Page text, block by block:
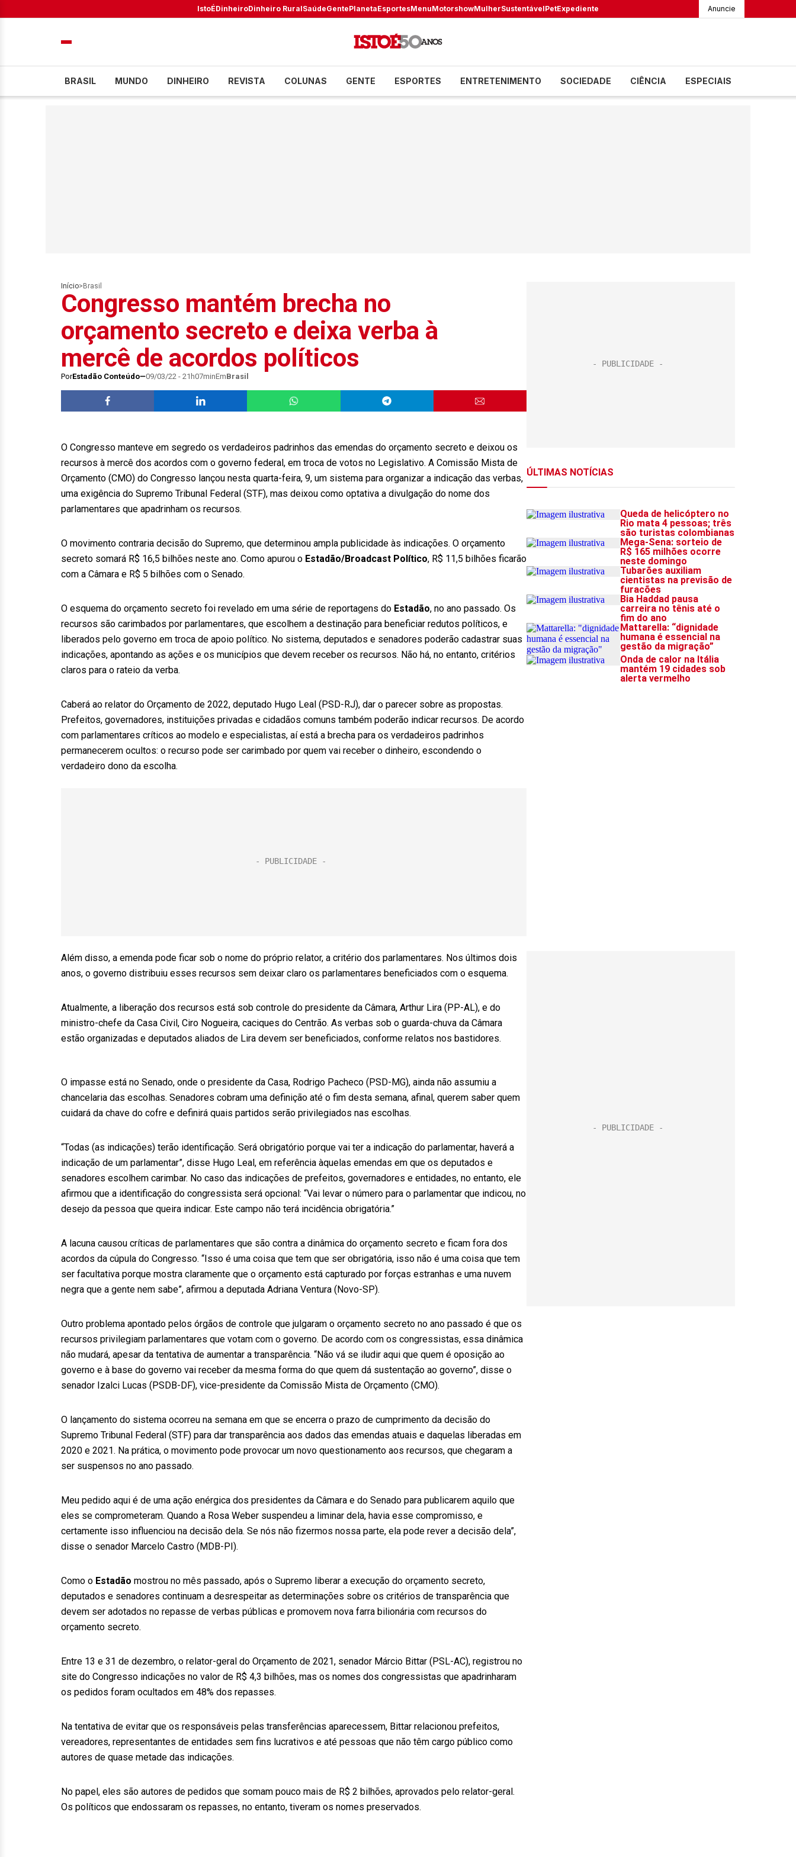
IstoÉDinheiroDinheiro RuralSaúdeGentePlanetaEsportesMenuMotorshowMulherSustentávelPetExpediente Anuncie
BRASIL MUNDO DINHEIRO REVISTA COLUNAS GENTE ESPORTES ENTRETENIMENTO SOCIEDADE CIÊNCIA ESPECIAIS
Início> Brasil
Congresso mantém brecha no
orçamento secreto e deixa verba à
mercê de acordos políticos
PorEstadão Conteúdo 09/03/22 - 21h07minEmBrasil
O Congresso manteve em segredo os verdadeiros padrinhos das emendas do orçamento secreto e deixou os
recursos à mercê dos acordos com o governo federal, em troca de votos no Legislativo. A Comissão Mista de
Orçamento (CMO) do Congresso lançou nesta quarta-feira, 9, um sistema para organizar a indicação das verbas,
uma exigência do Supremo Tribunal Federal (STF), mas deixou como optativa a divulgação do nome dos
parlamentares que apadrinham os recursos.
O movimento contraria decisão do Supremo, que determinou ampla publicidade às indicações. O orçamento
secreto somará R$ 16,5 bilhões neste ano. Como apurou o Estadão/Broadcast Político, R$ 11,5 bilhões ficarão
com a Câmara e R$ 5 bilhões com o Senado.
O esquema do orçamento secreto foi revelado em uma série de reportagens do Estadão, no ano passado. Os
recursos são carimbados por parlamentares, que escolhem a destinação para beneficiar redutos políticos, e
liberados pelo governo em troca de apoio político. No sistema, deputados e senadores poderão cadastrar suas
indicações, apontando as ações e os municípios que devem receber os recursos. Não há, no entanto, critérios
claros para o rateio da verba.
Caberá ao relator do Orçamento de 2022, deputado Hugo Leal (PSD-RJ), dar o parecer sobre as propostas.
Prefeitos, governadores, instituições privadas e cidadãos comuns também poderão indicar recursos. De acordo
com parlamentares críticos ao modelo e especialistas, aí está a brecha para os verdadeiros padrinhos
permanecerem ocultos: o recurso pode ser carimbado por quem vai receber o dinheiro, escondendo o
verdadeiro dono da escolha.
Além disso, a emenda pode ficar sob o nome do próprio relator, a critério dos parlamentares. Nos últimos dois
anos, o governo distribuiu esses recursos sem deixar claro os parlamentares beneficiados com o esquema.
Atualmente, a liberação dos recursos está sob controle do presidente da Câmara, Arthur Lira (PP-AL), e do
ministro-chefe da Casa Civil, Ciro Nogueira, caciques do Centrão. As verbas sob o guarda-chuva da Câmara
estão organizadas e deputados aliados de Lira devem ser beneficiados, conforme relatos nos bastidores.
O impasse está no Senado, onde o presidente da Casa, Rodrigo Pacheco (PSD-MG), ainda não assumiu a
chancelaria das escolhas. Senadores cobram uma definição até o fim desta semana, afinal, querem saber quem
cuidará da chave do cofre e definirá quais partidos serão privilegiados nas escolhas.
“Todas (as indicações) terão identificação. Será obrigatório porque vai ter a indicação do parlamentar, haverá a
indicação de um parlamentar”, disse Hugo Leal, em referência àquelas emendas em que os deputados e
senadores escolhem carimbar. No caso das indicações de prefeitos, governadores e entidades, no entanto, ele
afirmou que a identificação do congressista será opcional: “Vai levar o número para o parlamentar que indicou, no
desejo da pessoa que queira indicar. Este campo não terá incidência obrigatória.”
A lacuna causou críticas de parlamentares que são contra a dinâmica do orçamento secreto e ficam fora dos
acordos da cúpula do Congresso. “Isso é uma coisa que tem que ser obrigatória, isso não é uma coisa que tem
ser facultativa porque mostra claramente que o orçamento está capturado por forças estranhas e uma nuvem
negra que a gente nem sabe”, afirmou a deputada Adriana Ventura (Novo-SP).
Outro problema apontado pelos órgãos de controle que julgaram o orçamento secreto no ano passado é que os
recursos privilegiam parlamentares que votam com o governo. De acordo com os congressistas, essa dinâmica
não mudará, apesar da tentativa de aumentar a transparência. “Não vá se iludir aqui que quem é oposição ao
governo e à base do governo vai receber da mesma forma do que quem dá sustentação ao governo”, disse o
senador Izalci Lucas (PSDB-DF), vice-presidente da Comissão Mista de Orçamento (CMO).
O lançamento do sistema ocorreu na semana em que se encerra o prazo de cumprimento da decisão do
Supremo Tribunal Federal (STF) para dar transparência aos dados das emendas atuais e daquelas liberadas em
2020 e 2021. Na prática, o movimento pode provocar um novo questionamento aos recursos, que chegaram a
ser suspensos no ano passado.
Meu pedido aqui é de uma ação enérgica dos presidentes da Câmara e do Senado para publicarem aquilo que
eles se comprometeram. Quando a Rosa Weber suspendeu a liminar dela, havia esse compromisso, e
certamente isso influenciou na decisão dela. Se nós não fizermos nossa parte, ela pode rever a decisão dela”,
disse o senador Marcelo Castro (MDB-PI).
Como o Estadão mostrou no mês passado, após o Supremo liberar a execução do orçamento secreto,
deputados e senadores continuam a desrespeitar as determinações sobre os critérios de transparência que
devem ser adotados no repasse de verbas públicas e promovem nova farra bilionária com recursos do
orçamento secreto.
Entre 13 e 31 de dezembro, o relator-geral do Orçamento de 2021, senador Márcio Bittar (PSL-AC), registrou no
site do Congresso indicações no valor de R$ 4,3 bilhões, mas os nomes dos congressistas que apadrinharam
os pedidos foram ocultados em 48% dos repasses.
Na tentativa de evitar que os responsáveis pelas transferências aparecessem, Bittar relacionou prefeitos,
vereadores, representantes de entidades sem fins lucrativos e até pessoas que não têm cargo público como
autores de quase metade das indicações.
No papel, eles são autores de pedidos que somam pouco mais de R$ 2 bilhões, aprovados pelo relator-geral.
Os políticos que endossaram os repasses, no entanto, tiveram os nomes preservados.